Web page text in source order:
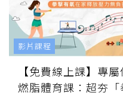
【免費線上課】專
燃脂體育課：超夯「
影片課程